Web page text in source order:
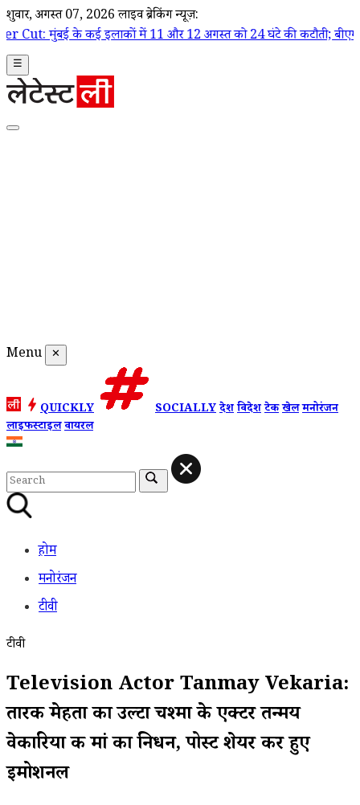
शुक्रवार, अगस्त 07, 2026 लाइव ब्रेकिंग न्यूज़:
इलाकों में 11 और 12 अगस्त को 24 घंटे की कटौती; बीएमसी ने जारी की
☰
Menu ✕
QUICKLY SOCIALLYदेशविदेशटेकखेलमनोरंजन
लाइफस्टाइलवायरल
होम
मनोरंजन
टीवी
टीवी
Television Actor Tanmay Vekaria:
तारक मेहता का उल्टा चश्मा के एक्टर तन्मय
वेकारिया की मां का निधन, पोस्ट शेयर कर हुए
इमोशनल